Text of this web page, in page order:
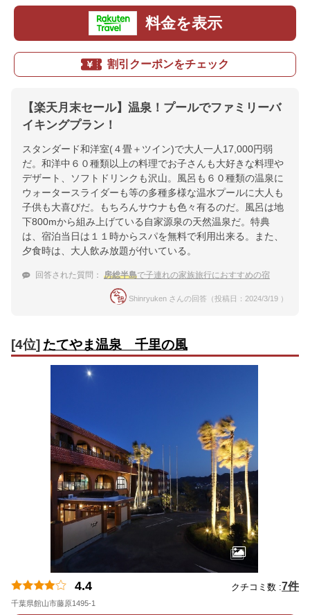
料金を表示
割引クーポンをチェック
【楽天月末セール】温泉！プールでファミリーバ
イキングプラン！
スタンダード和洋室(４畳＋ツイン)で大人一人17,000円弱
だ。和洋中６０種類以上の料理でお子さんも大好きな料理や
デザート、ソフトドリンクも沢山。風呂も６０種類の温泉に
ウォータースライダーも等の多種多様な温水プールに大人も
子供も大喜びだ。もちろんサウナも色々有るのだ。風呂は地
下800mから組み上げている自家源泉の天然温泉だ。特典
は、宿泊当日は１１時からスパを無料で利用出来る。また、
夕食時は、大人飲み放題が付いている。
回答された質問： 房総半島で子連れの家族旅行におすすめの宿
Shinryuken さんの回答（投稿日：2024/3/19 ）
[4位] たてやま温泉 千里の風
4.4 クチコミ数 :7件
千葉県館山市藤原1495-1